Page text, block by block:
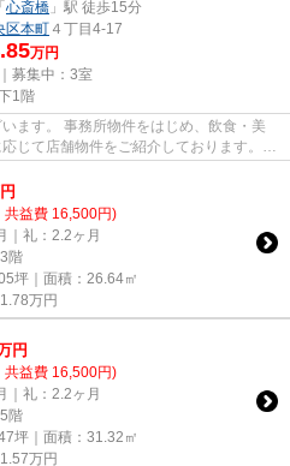
「心斎橋 」駅 徒歩15分
区本町 ４丁目4-17
万円
募集中： 3室
1階
ます。 事務所物件をはじめ、飲食・美
じて店舗物件をご紹介しております。
円
共益費 16,500円)
｜礼：2.2ヶ月
階
坪｜面積：26.64㎡
1.78万円
円
共益費 16,500円)
｜礼：2.2ヶ月
階
坪｜面積：31.32㎡
1.57万円